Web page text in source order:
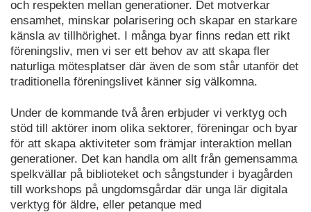
och respekten mellan generationer. Det motverkar
ensamhet, minskar polarisering och skapar en starkare
känsla av tillhörighet. I många byar finns redan ett rikt
föreningsliv, men vi ser ett behov av att skapa fler
naturliga mötesplatser där även de som står utanför det
traditionella föreningslivet känner sig välkomna.
Under de kommande två åren erbjuder vi verktyg och
stöd till aktörer inom olika sektorer, föreningar och byar
för att skapa aktiviteter som främjar interaktion mellan
generationer. Det kan handla om allt från gemensamma
spelkvällar på biblioteket och sångstunder i byagården
till workshops på ungdomsgårdar där unga lär digitala
verktyg för äldre, eller petanque med